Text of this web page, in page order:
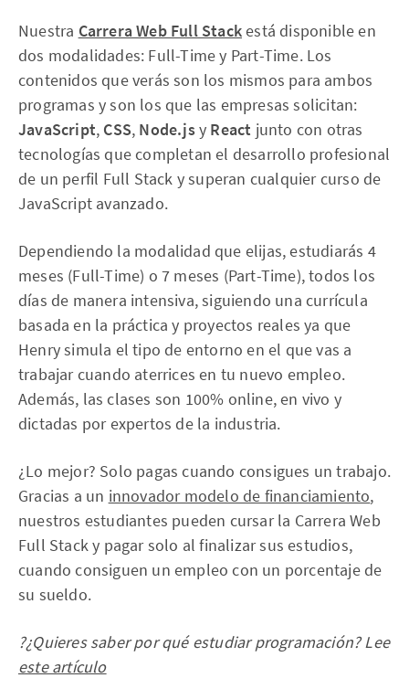
Nuestra Carrera Web Full Stackestá disponible en
dos modalidades: Full-Time y Part-Time. Los
contenidos que verás son los mismos para ambos
programas y son los que las empresas solicitan:
JavaScript, CSS, Node.jsy React junto con otras
tecnologías que completan el desarrollo profesional
de un perfil Full Stack y superan cualquier curso de
JavaScript avanzado.
Dependiendo la modalidad que elijas, estudiarás 4
meses (Full-Time) o 7 meses (Part-Time), todos los
días de manera intensiva, siguiendo una currícula
basada en la práctica y proyectos reales ya que
Henry simula el tipo de entorno en el que vas a
trabajar cuando aterrices en tu nuevo empleo.
Además, las clases son 100% online, en vivo y
dictadas por expertos de la industria.
¿Lo mejor? Solo pagas cuando consigues un trabajo.
Gracias a un innovador modelo de financiamiento,
nuestros estudiantes pueden cursar la Carrera Web
Full Stack y pagar solo al finalizar sus estudios,
cuando consiguen un empleo con un porcentaje de
su sueldo.
?¿Quieres saber por qué estudiar programación? Lee
este artículo